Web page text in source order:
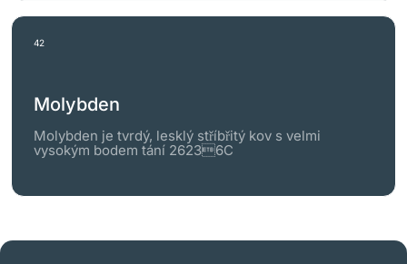
42
Molybden
Molybden je tvrdý, lesklý stříbřitý kov s velmi
vysokým bodem tání 26236C